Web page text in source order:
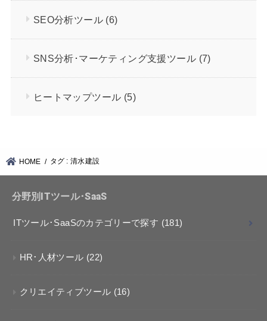
SEO分析ツール (6)
SNS分析･マーケティング支援ツール (7)
ヒートマップツール (5)
HOME タグ : 清水建設
分野別ITツール･SaaS
ITツール･SaaSのカテゴリーで探す (181)
HR･人材ツール (22)
クリエイティブツール (16)